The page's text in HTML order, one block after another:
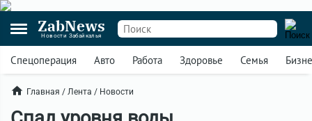
ZabNews
Новости Забайкалья
Спецоперация Авто Работа Здоровье Семья
Главная / Лента / Новости